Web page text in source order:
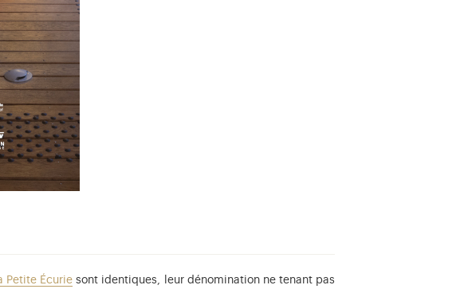
Petite Écurie sont identiques, leur dénomination ne tenant pas